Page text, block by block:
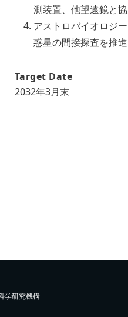
測装置、他望遠鏡と
アストロバイオロジ
惑星の間接探査を推
Target Date
2032年3月末
学研究機構